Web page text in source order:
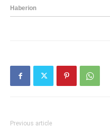
Previous article